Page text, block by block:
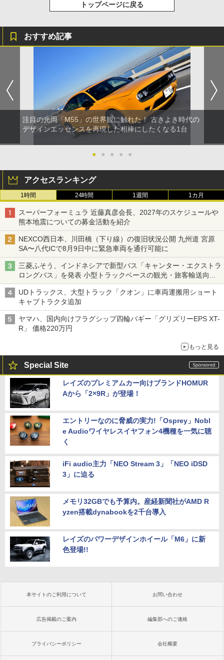
トップページに戻る
おすすめ記事
注目の光岡「M55」の世界観に触れた！ 古きよき時代の
デザインエッセンスを再現した相棒にしたくなる1台
● ● ● ● ●
アクセスランキング
1時間 24時間 1週間 1カ月
スーパーフォーミュラ 近藤真彦会長、2027年のスケジュールや
熊本地震についての募金活動を紹介
NEXCO西日本、川田橋（下り線）の復旧状況公開 九州道 宮原
SA〜八代ICで8月9日中に緊急車両を通行可能に
三菱ふそう、インドネシアで新型バス「キャンター・エクストラ
ロングバス」を発表 小型トラックベースの観光・旅客輸送向け
バス
UDトラックス、大型トラック「クオン」に車両運搬用ショート
キャブトラクタ追加
ヤマハ、国内向けフラグシップ四輪バギー「グリズリーEPS XT-
R」 価格220万円
もっと見る
Special Site
レイズのプレミアムカー向けブランドHOMUR
Aから「2×9R」が登場！
エントリーなのに脅威の実力!「Osprey」Nobl
e Audioワイヤレスイヤフォン4機種を一気に聴
く
iFi audio主力「NEO Stream 3」「NEO iDSD
3」に迫る
メモリ32GBでも予算内。産経新聞社がAMD R
yzen搭載dynabookを2千台導入
レイズのパワーデザインホイール「M6」に新
色登場!!
本サイトのご利用について お問い合わせ
広告掲載のご案内 編集部へのご連絡
プライバシーポリシー 会社概要